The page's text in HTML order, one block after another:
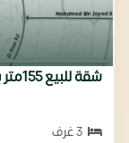
شقة للبيع 155متر بفيو لاندسكيب